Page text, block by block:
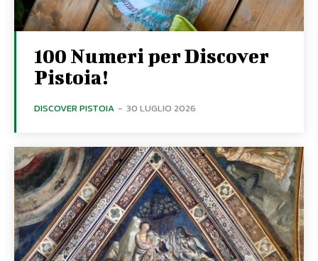
100 Numeri per Discover
Pistoia!
DISCOVER PISTOIA - 30 LUGLIO 2026